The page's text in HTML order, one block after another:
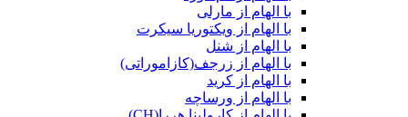
با الهام از مارلی
با الهام از ویکتوریا سیکرت
با الهام از شنل
با الهام از زرجف(کازاموراتی)
با الهام از کرید
با الهام از ورساچه